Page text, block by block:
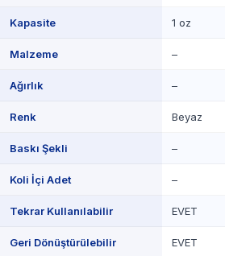
Kapasite 1 oz
Malzeme –
Ağırlık –
Renk Beyaz
Baskı Şekli –
Koli İçi Adet –
Tekrar Kullanılabilir EVET
Geri Dönüştürülebilir EVET